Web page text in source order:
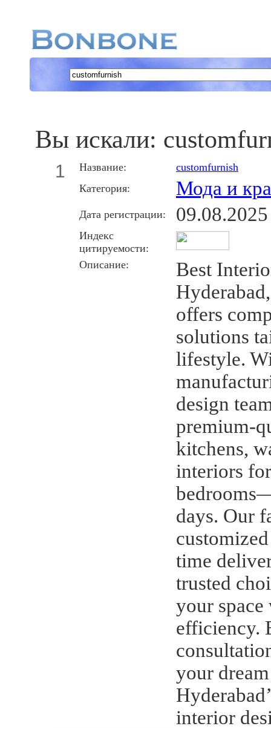
Вы искали:
1 Название:
customfurnish
Категория:
Мода и
Дата регистрации: 09.08.2025
Индекс
цитируемости:
Описание:
Best
offers
solutions
lifestyle.
design
premium-
kitchens,
interiors
days. Our
time
trusted
your space
efficiency.
your
interior